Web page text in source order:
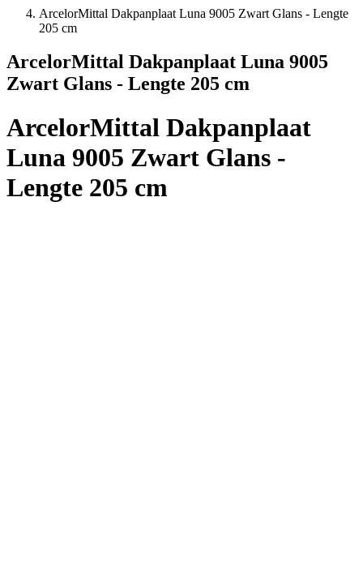
ArcelorMittal Dakpanplaat Luna 9005 Zwart Glans - Lengte
205 cm
ArcelorMittal Dakpanplaat Luna 9005
Zwart Glans - Lengte 205 cm
ArcelorMittal Dakpanplaat
Luna 9005 Zwart Glans -
Lengte 205 cm